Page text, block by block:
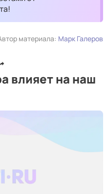
материала: Марк Галеров
влияет на наш